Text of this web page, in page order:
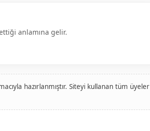
anlamına gelir.
hazırlanmıştır. Siteyi kullanan tüm üyeler